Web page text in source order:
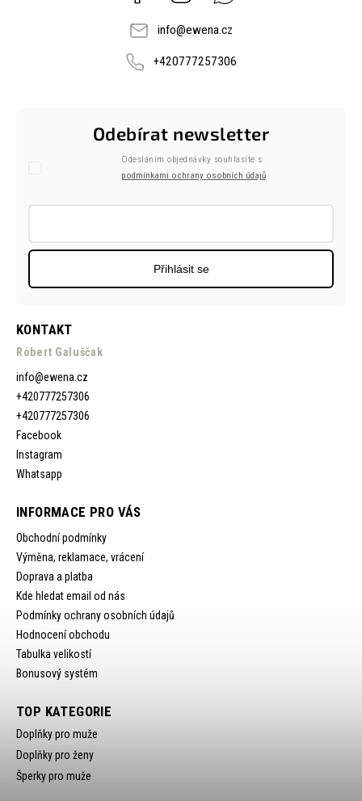
info@ewena.cz
+420777257306
KONTAKT
Róbert Galuščak
info@ewena.cz
+420777257306
+420777257306
Facebook
Instagram
Whatsapp
INFORMACE PRO VÁS
Obchodní podmínky
Výměna, reklamace, vrácení
Doprava a platba
Kde hledat email od nás
Podmínky ochrany osobních údajů
Hodnocení obchodu
Tabulka velikostí
Bonusový systém
Odebírat newsletter
Odesláním objednávky souhlasíte s
podmínkami ochrany osobních údajů
Přihlásit se
TOP KATEGORIE
Doplňky pro muže
Doplňky pro ženy
Šperky pro muže